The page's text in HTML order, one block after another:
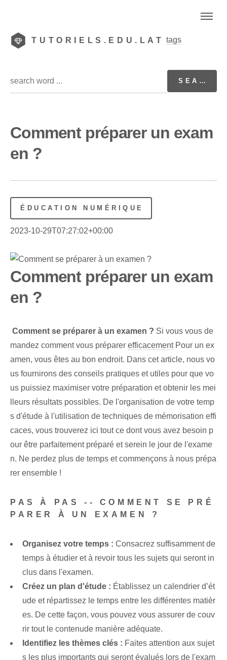
TUTORIELS.EDU.LAT tags
Comment préparer un exam
en ?
ÉDUCATION NUMÉRIQUE
2023-10-29T07:27:02+00:00
Comment préparer un exam
en ?
Comment se préparer à un examen ? Si vous vous de
mandez comment vous préparer efficacementPour un ex
amen, vous êtes au bon endroit. Dans cet article, nous vo
us fournirons des conseils pratiques et utiles pour que vo
us puissiez maximiser votre préparation et obtenir les mei
lleurs résultats possibles. De l'organisation de votre temp
s d'étude à l'utilisation de techniques de mémorisation effi
caces, vous trouverez ici tout ce dont vous avez besoin p
our être parfaitement préparé et serein le jour de l'exame
n. Ne perdez plus de temps et commençons à nous prépa
rer ensemble !
PAS À PAS‌ -- COMMENT SE PRÉ
PARER À UN EXAMEN ?
Organisez votre temps : Consacrez suffisamment de
temps à étudier et à revoir tous les sujets qui seront in
clus dans l'examen.
Créez un plan d'étude : Établissez un calendrier d’ét
ude et répartissez le temps entre les différentes matièr
es. De cette façon, vous pouvez vous assurer de ⁢couv
rir tout le contenu‌de manière adéquate.
Identifiez les thèmes clés : Faites attention aux sujet
s les plus importants qui seront évalués lors de l'exam